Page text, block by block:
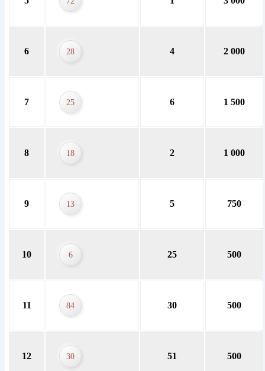
6 28 4 2 000
7 25 6 1 500
8 18 2 1 000
9 13 5 750
10 6 25 500
11 84 30 500
12 30 51 500